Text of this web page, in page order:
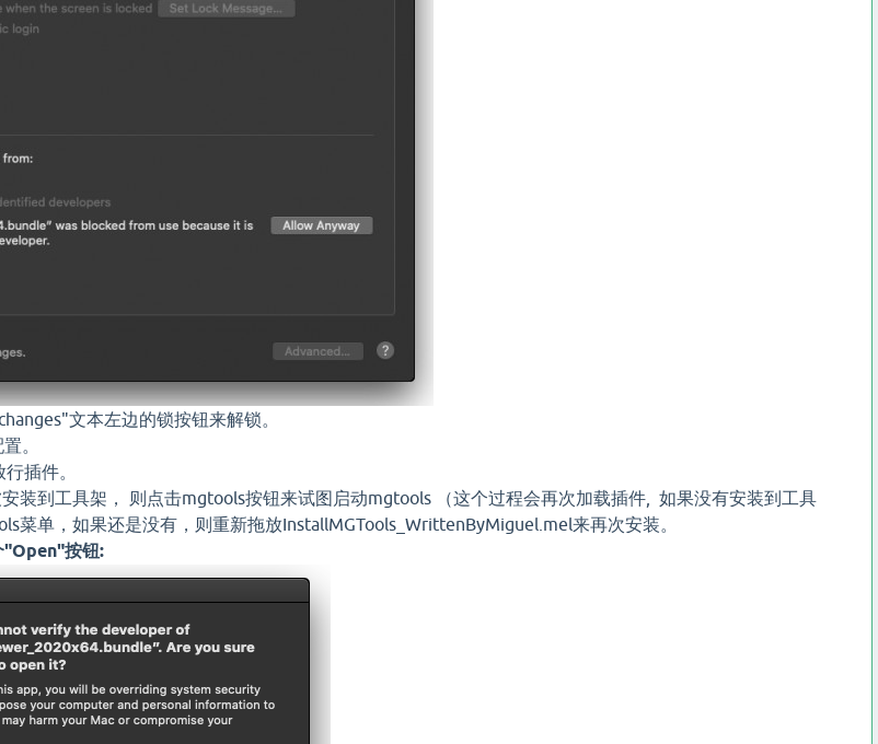
文本左边的锁按钮来解锁。
。
插件。
装到工具架， 则点击mgtools按钮来试图启动mgtools （这个过程会再次加载插件, 如果没有安装到工具
菜单，如果还是没有，则重新拖放InstallMGTools_WrittenByMiguel.mel来再次安装。
"Open"按钮: